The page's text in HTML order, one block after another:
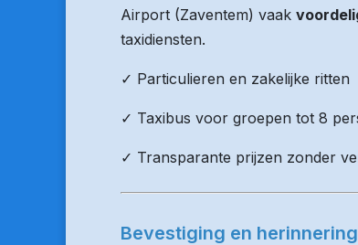
Airport (Zaventem) vaak
taxidiensten.
✓ Particulieren en zakelijke ritten
✓ Taxibus voor groepen tot 8
✓ Transparante prijzen zonder
Bevestiging en